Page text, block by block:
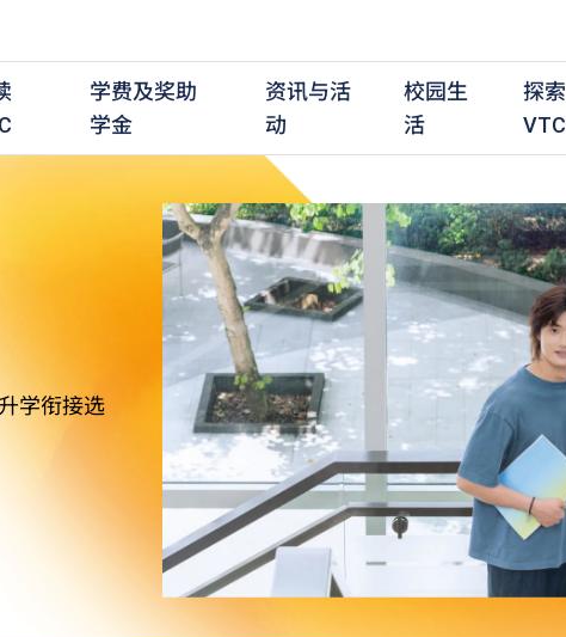
全日制中六或以上
衔接学士学位
在职培训课程
持续专业进修
夜间兼读制
日间兼读制
学历程度
学士学位
高级文凭
文凭
证书
其他课程
应用学习课程
社群培训计划
其他专业课程
专业考试及认可
学徒及其他训练计划
全日制中六或以上
衔接学士学位
在职培训
持续专业进修
夜间兼读制
日间兼读制
学费及奖助
学金
全日制中六或以上
日间兼读制
奖学金
奖学金及奖励计划
资讯与活
动
校园生
活
探索
VTC
学衔接选